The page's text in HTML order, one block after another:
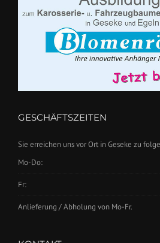
GESCHÄFTSZEITEN
Sie erreichen uns vor Ort in Geseke zu
Mo-Do:
Fr:
Anlieferung / Abholung von Mo-Fr.